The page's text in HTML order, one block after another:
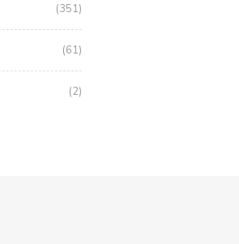
(351)
(61)
(2)